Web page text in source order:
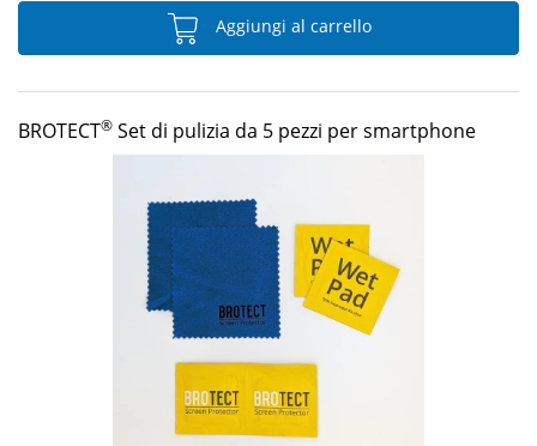
Aggiungi al carrello
BROTECT® Set di pulizia da 5 pezzi per smartphone